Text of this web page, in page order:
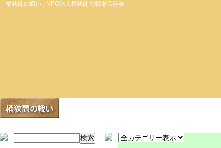
桶狭間の戦い - NPO法人桶狭間古戦場保存会